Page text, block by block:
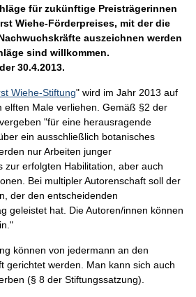
für zukünftige Preisträgerinnen
Wiehe-Förderpreises, mit der die
auszeichnen werden
sind willkommen.
30.4.2013.
Wiehe-Stiftung" wird im Jahr 2013 auf
elften Male verliehen. Gemäß §2 der
"für eine herausragende
ein ausschließlich botanisches
nur Arbeiten junger
zur erfolgten Habilitation, aber auch
Bei multipler Autorenschaft soll der
der den entscheidenden
geleistet hat. Die Autoren/innen können
können von jedermann an den
gerichtet werden. Man kann sich auch
(§ 8 der Stiftungssatzung).